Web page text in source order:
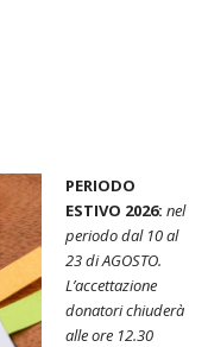
PERIODO
ESTIVO 2026: nel
periodo dal 10 al
23 di AGOSTO.
L’accettazione
donatori chiuderà
alle ore 12.30